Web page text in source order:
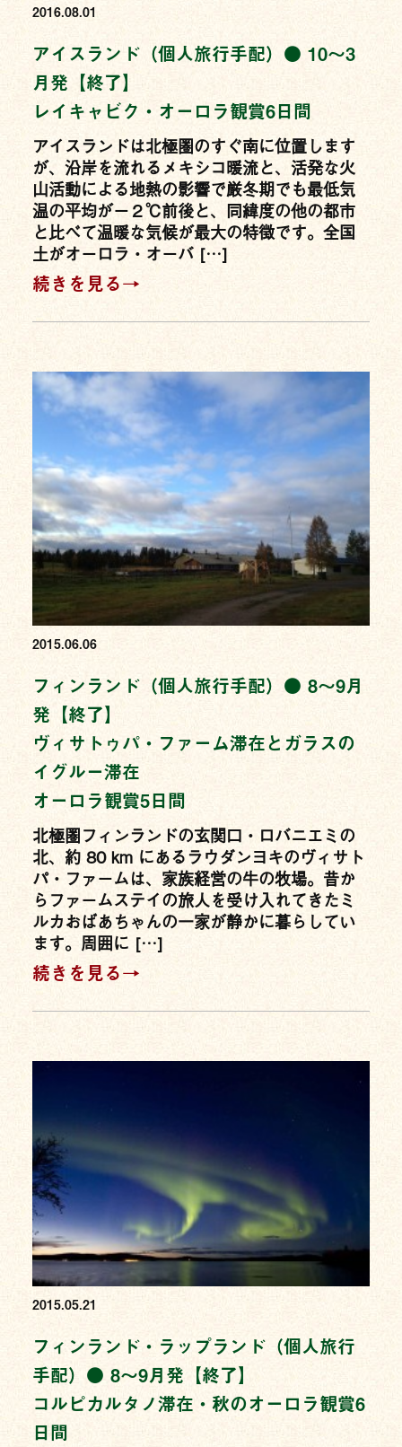
2016.08.01
アイスランド（個人旅行手配）● 10〜3
月発【終了】
レイキャビク・オーロラ観賞6日間
アイスランドは北極圏のすぐ南に位置します
が、沿岸を流れるメキシコ暖流と、活発な火
山活動による地熱の影響で厳冬期でも最低気
温の平均がー２℃前後と、同緯度の他の都市
と比べて温暖な気候が最大の特徴です。全国
土がオーロラ・オーバ […]
続きを見る→
2015.06.06
フィンランド（個人旅行手配）● 8〜9月
発【終了】
ヴィサトゥパ・ファーム滞在とガラスの
イグルー滞在
オーロラ観賞5日間
北極圏フィンランドの玄関口・ロバニエミの
北、約 80 km にあるラウダンヨキのヴィサト
パ・ファームは、家族経営の牛の牧場。昔か
らファームステイの旅人を受け入れてきたミ
ルカおばあちゃんの一家が静かに暮らしてい
ます。周囲に […]
続きを見る→
2015.05.21
フィンランド・ラップランド（個人旅行
手配）● 8〜9月発【終了】
コルピカルタノ滞在・秋のオーロラ観賞6
日間